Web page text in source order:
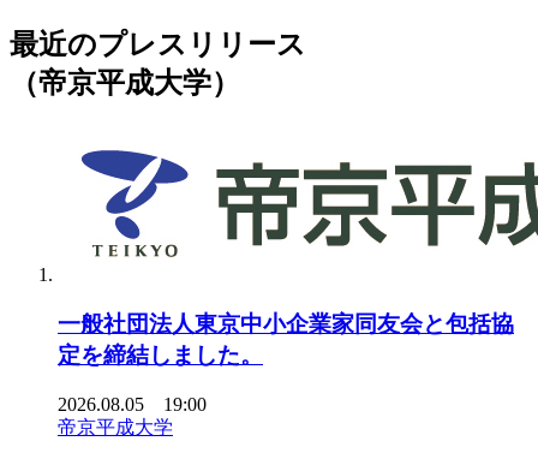
最近のプレスリリース
（帝京平成大学）
一般社団法人東京中小企業家同友会と包括協
定を締結しました。
2026.08.05 19:00
帝京平成大学